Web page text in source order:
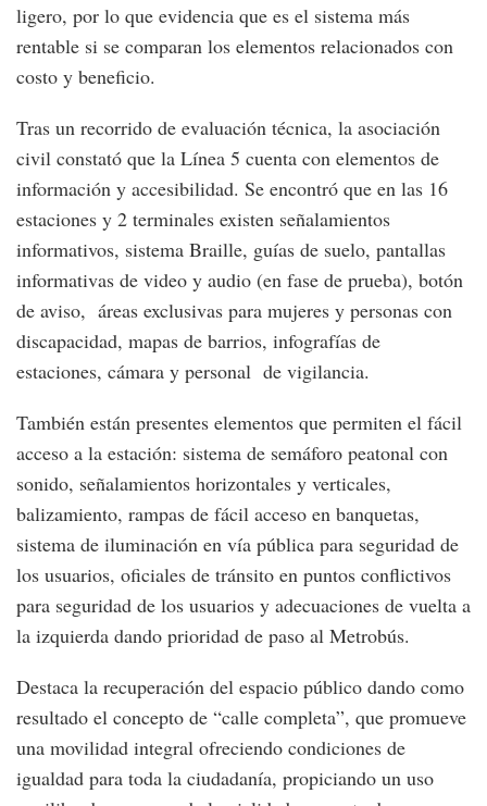
ligero, por lo que evidencia que es el sistema más
rentable si se comparan los elementos relacionados con
costo y beneficio.
Tras un recorrido de evaluación técnica, la asociación
civil constató que la Línea 5 cuenta con elementos de
información y accesibilidad. Se encontró que en las 16
estaciones y 2 terminales existen señalamientos
informativos, sistema Braille, guías de suelo, pantallas
informativas de video y audio (en fase de prueba), botón
de aviso, áreas exclusivas para mujeres y personas con
discapacidad, mapas de barrios, infografías de
estaciones, cámara y personal de vigilancia.
También están presentes elementos que permiten el fácil
acceso a la estación: sistema de semáforo peatonal con
sonido, señalamientos horizontales y verticales,
balizamiento, rampas de fácil acceso en banquetas,
sistema de iluminación en vía pública para seguridad de
los usuarios, oficiales de tránsito en puntos conflictivos
para seguridad de los usuarios y adecuaciones de vuelta a
la izquierda dando prioridad de paso al Metrobús.
Destaca la recuperación del espacio público dando como
resultado el concepto de “calle completa”, que promueve
una movilidad integral ofreciendo condiciones de
igualdad para toda la ciudadanía, propiciando un uso